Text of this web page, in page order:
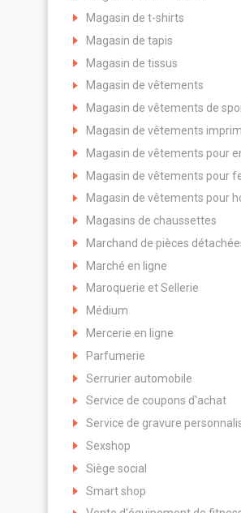
Magasin de t-shirts
Magasin de tapis
Magasin de tissus
Magasin de vêtements
Magasin de vêtements de
Magasin de vêtements
Magasin de vêtements pour
Magasin de vêtements pour
Magasin de vêtements pour
Magasins de chaussettes
Marchand de pièces
Marché en ligne
Maroquerie et Sellerie
Médium
Mercerie en ligne
Parfumerie
Serrurier automobile
Service de coupons d'achat
Service de gravure
Sexshop
Siège social
Smart shop